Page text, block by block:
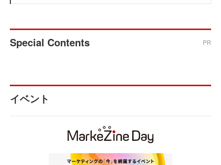
Special Contents PR
イベント